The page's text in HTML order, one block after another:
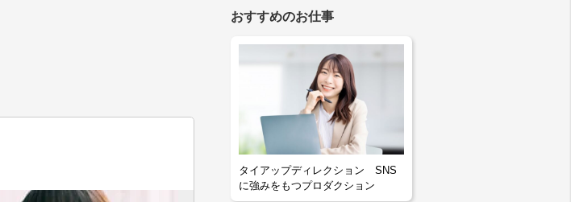
おすすめのお仕事
タイアップディレクション SNS
に強みをもつプロダクション